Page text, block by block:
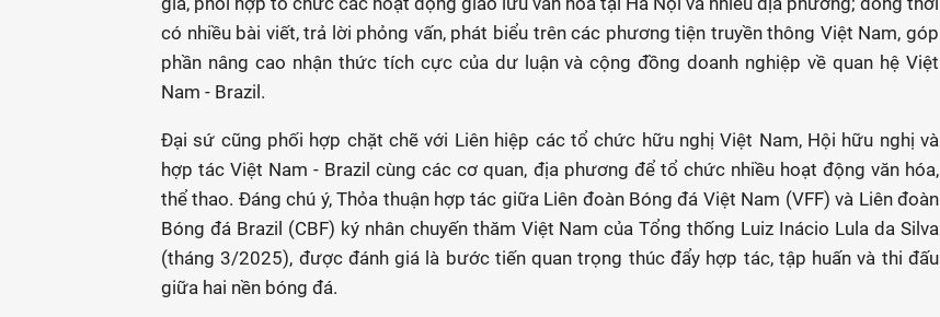
có nhiều bài viết, trả lời phỏng vấn, phát biểu trên các phương tiện truyền thông Việt Nam, góp
phần nâng cao nhận thức tích cực của dư luận và cộng đồng doanh nghiệp về quan hệ Việt
Nam - Brazil.
Đại sứ cũng phối hợp chặt chẽ với Liên hiệp các tổ chức hữu nghị Việt Nam, Hội hữu nghị và
hợp tác Việt Nam - Brazil cùng các cơ quan, địa phương để tổ chức nhiều hoạt động văn hóa,
thể thao. Đáng chú ý, Thỏa thuận hợp tác giữa Liên đoàn Bóng đá Việt Nam (VFF) và Liên đoàn
Bóng đá Brazil (CBF) ký nhân chuyến thăm Việt Nam của Tổng thống Luiz Inácio Lula da Silva
(tháng 3/2025), được đánh giá là bước tiến quan trọng thúc đẩy hợp tác, tập huấn và thi đấu
giữa hai nền bóng đá.